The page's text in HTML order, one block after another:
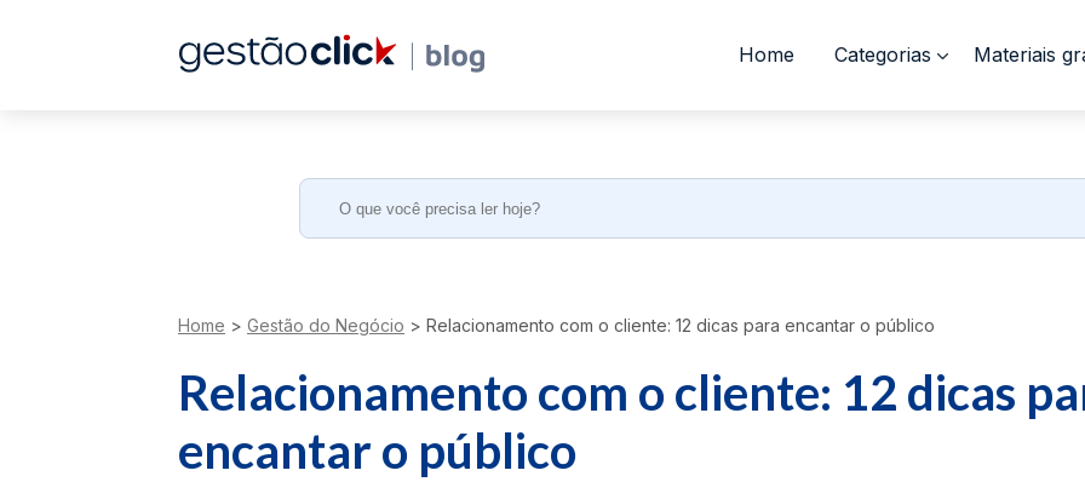
Home Categorias Materiais
Search
Home > Gestão do Negócio > Relacionamento com o cliente: 12 dicas para encantar o público
Relacionamento com o cliente: 12 dicas
encantar o público